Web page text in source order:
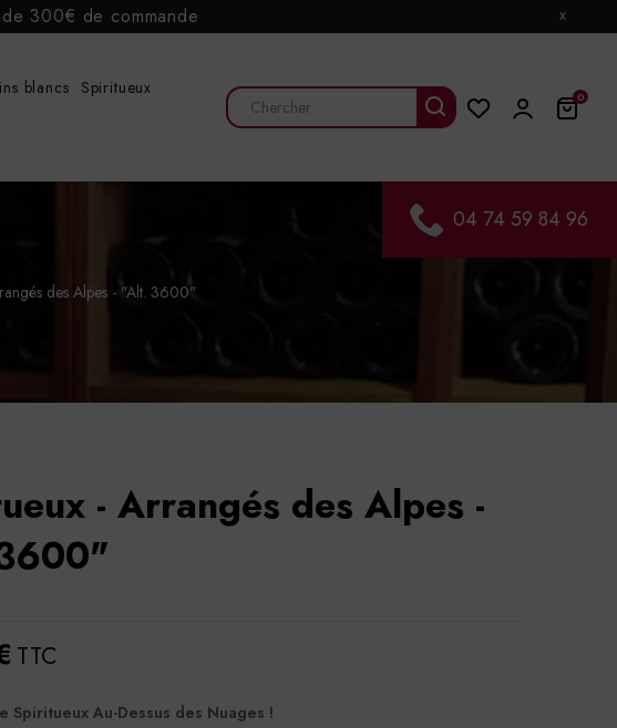
300€ de commande x
blancs Spiritueux
0
04 74 59 84 96
des Alpes - "Alt. 3600"
- Arrangés des Alpes -
TTC
Spiritueux Au-Dessus des Nuages !